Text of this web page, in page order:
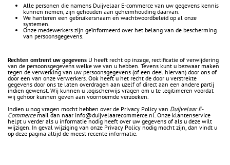
Alle personen die namens Duijvelaar E-commerce van uw gegevens kennis
kunnen nemen, zijn gehouden aan geheimhouding daarvan.
We hanteren een gebruikersnaam en wachtwoordbeleid op al onze
systemen.
Onze medewerkers zijn geïnformeerd over het belang van de bescherming
van persoonsgegevens.
Rechten omtrent uw gegevens U heeft recht op inzage, rectificatie of verwijdering
van de persoonsgegevens welke we van u hebben. Tevens kunt u bezwaar maken
tegen de verwerking van uw persoonsgegevens (of een deel hiervan) door ons of
door een van onze verwerkers. Ook heeft u het recht de door u verstrekte
gegevens door ons te laten overdragen aan uzelf of direct aan een andere partij
indien gewenst. Wij kunnen u logischerwijs vragen om u te legitimeren voordat
wij gehoor kunnen geven aan voornoemde verzoeken.
Indien u nog vragen mocht hebben over de Privacy Policy van Duijvelaar E-
Commerce mail dan naar info@duijvelaarecommerce.nl. Onze klantenservice
helpt u verder als u informatie nodig heeft over uw gegevens of als u deze wilt
wijzigen. In geval wijziging van onze Privacy Policy nodig mocht zijn, dan vindt u
op deze pagina altijd de meest recente informatie.